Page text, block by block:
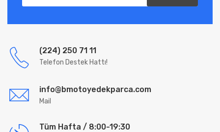
(224) 250 71 11
Telefon Destek Hattı!
info@bmotoyedekparca.com
Mail
Tüm Hafta / 8:00-19:30